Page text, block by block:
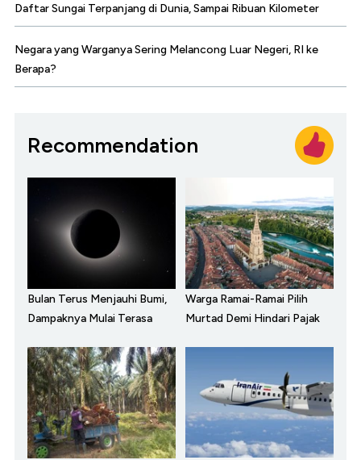
Daftar Sungai Terpanjang di Dunia, Sampai Ribuan Kilometer
Negara yang Warganya Sering Melancong Luar Negeri, RI ke
Berapa?
Recommendation
Bulan Terus Menjauhi Bumi,
Dampaknya Mulai Terasa
Warga Ramai-Ramai Pilih
Murtad Demi Hindari Pajak